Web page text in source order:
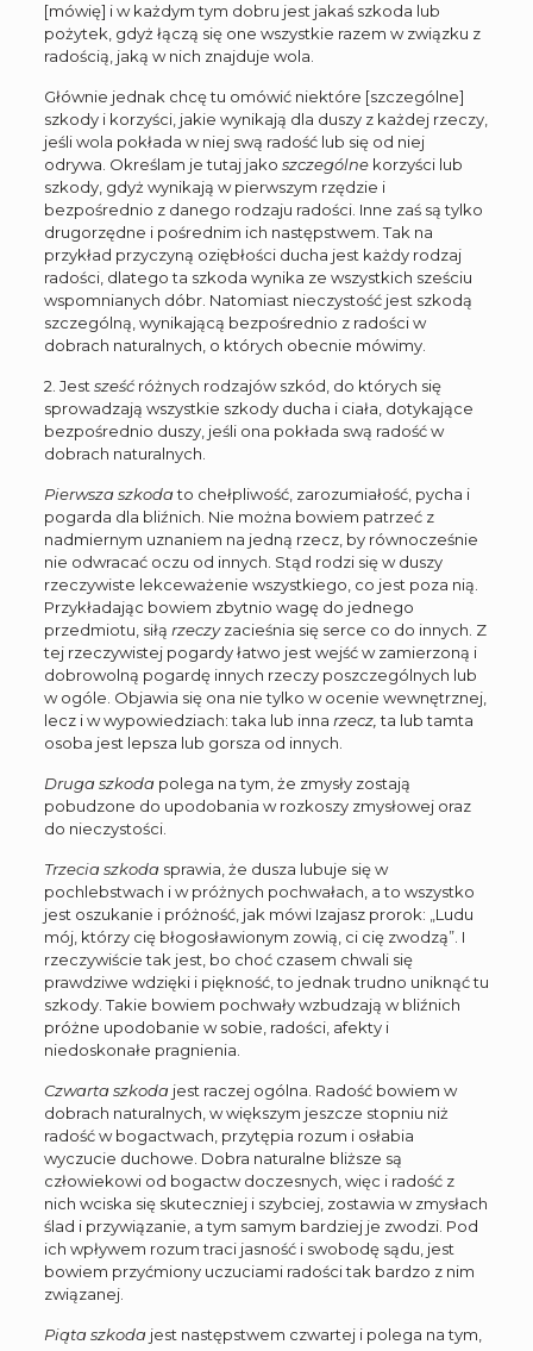
[mówię] i w każdym tym dobru jest jakaś szkoda lub
pożytek, gdyż łączą się one wszystkie razem w związku z
radością, jaką w nich znajduje wola.
Głównie jednak chcę tu omówić niektóre [szczególne]
szkody i korzyści, jakie wynikają dla duszy z każdej rzeczy,
jeśli wola pokłada w niej swą radość lub się od niej
odrywa. Określam je tutaj jako szczególnekorzyści lub
szkody, gdyż wynikają w pierwszym rzędzie i
bezpośrednio z danego rodzaju radości. Inne zaś są tylko
drugorzędne i pośrednim ich następstwem. Tak na
przykład przyczyną oziębłości ducha jest każdy rodzaj
radości, dlatego ta szkoda wynika ze wszystkich sześciu
wspomnianych dóbr. Natomiast nieczystość jest szkodą
szczególną, wynikającą bezpośrednio z radości w
dobrach naturalnych, o których obecnie mówimy.
2. Jest sześćróżnych rodzajów szkód, do których się
sprowadzają wszystkie szkody ducha i ciała, dotykające
bezpośrednio duszy, jeśli ona pokłada swą radość w
dobrach naturalnych.
Pierwsza szkodato chełpliwość, zarozumiałość, pycha i
pogarda dla bliźnich. Nie można bowiem patrzeć z
nadmiernym uznaniem na jedną rzecz, by równocześnie
nie odwracać oczu od innych. Stąd rodzi się w duszy
rzeczywiste lekceważenie wszystkiego, co jest poza nią.
Przykładając bowiem zbytnio wagę do jednego
przedmiotu, siłą rzeczyzacieśnia się serce co do innych. Z
tej rzeczywistej pogardy łatwo jest wejść w zamierzoną i
dobrowolną pogardę innych rzeczy poszczególnych lub
w ogóle. Objawia się ona nie tylko w ocenie wewnętrznej,
lecz i w wypowiedziach: taka lub inna rzecz, ta lub tamta
osoba jest lepsza lub gorsza od innych.
Druga szkodapolega na tym, że zmysły zostają
pobudzone do upodobania w rozkoszy zmysłowej oraz
do nieczystości.
Trzecia szkodasprawia, że dusza lubuje się w
pochlebstwach i w próżnych pochwałach, a to wszystko
jest oszukanie i próżność, jak mówi Izajasz prorok: „Ludu
mój, którzy cię błogosławionym zowią, ci cię zwodzą”. I
rzeczywiście tak jest, bo choć czasem chwali się
prawdziwe wdzięki i piękność, to jednak trudno uniknąć tu
szkody. Takie bowiem pochwały wzbudzają w bliźnich
próżne upodobanie w sobie, radości, afekty i
niedoskonałe pragnienia.
Czwarta szkodajest raczej ogólna. Radość bowiem w
dobrach naturalnych, w większym jeszcze stopniu niż
radość w bogactwach, przytępia rozum i osłabia
wyczucie duchowe. Dobra naturalne bliższe są
człowiekowi od bogactw doczesnych, więc i radość z
nich wciska się skuteczniej i szybciej, zostawia w zmysłach
ślad i przywiązanie, a tym samym bardziej je zwodzi. Pod
ich wpływem rozum traci jasność i swobodę sądu, jest
bowiem przyćmiony uczuciami radości tak bardzo z nim
związanej.
Piąta szkodajest następstwem czwartej i polega na tym,